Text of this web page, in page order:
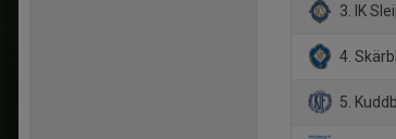
3. IK
4.
5.